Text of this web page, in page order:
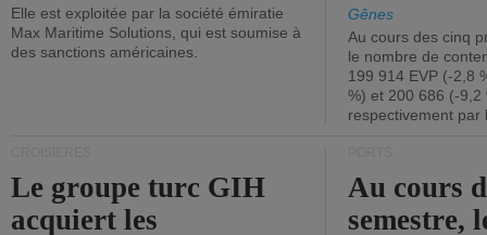
Elle est exploitée par la société émiratie
Max Maritime Solutions, qui est soumise à
des sanctions américaines.
Gênes
Au cours des cinq
le nombre de
199 914 EVP (-2,8
%) et 200 686 (-9,2
respectivement par
Le groupe turc GIH
acquiert les
Au cours
semestre,